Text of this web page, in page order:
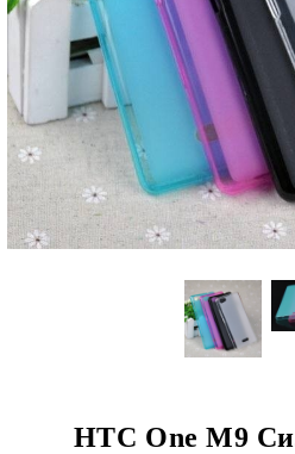
HTC One M9